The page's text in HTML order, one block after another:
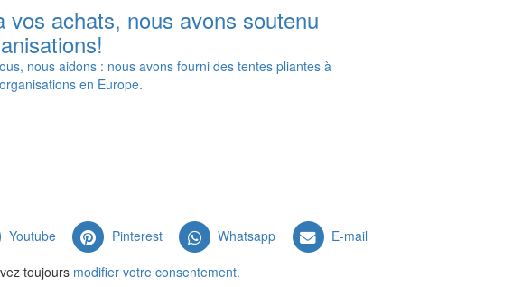
vos achats, nous avons soutenu
Youtube Pinterest Whatsapp
E-mail
toujours modifier votre consentement.